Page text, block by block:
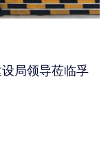
局领导莅临孚